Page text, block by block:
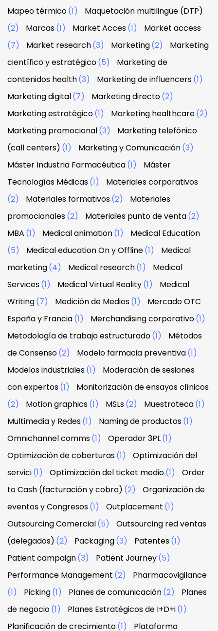
Mapeo térmico(1)
Maquetación multilingüe (DTP)
(2)
Marcas(1) Market Acces(1)
Market access
(7)
Market research(3) Marketing(2)
Marketing
científico y estratégico(5)
Marketing de
contenidos health(3) Marketing de influencers(1)
Marketing digital(7) Marketing directo(2)
Marketing estratégico(1) Marketing healthcare(2)
Marketing promocional(3)
Marketing telefónico
(call centers) (1) Marketing y Comunicación(3)
Máster Industria Farmacéutica(1)
Máster
Tecnologías Médicas(1)
Materiales corporativos
(2)
Materiales formativos(2)
Materiales
promocionales(2) Materiales punto de venta(2)
MBA (1) Medical animation(1)
Medical Education
(5)
Medical education On y Offline(1)
Medical
marketing(4) Medical research(1)
Medical
Services(1) Medical Virtual Reality(1)
Medical
Writing(7) Medición de Medios(1)
Mercado OTC
España y Francia(1) Merchandising corporativo(1)
Metodología de trabajo estructurado(1)
Métodos
de Consenso(2) Modelo farmacia preventiva(1)
Modelos industriales(1)
Moderación de sesiones
con expertos(1)
Monitorización de ensayos clínicos
(2)
Motion graphics(1) MSLs(2) Muestroteca(1)
Multimedia y Redes(1) Naming de productos(1)
Omnichannel comms(1) Operador 3PL(1)
Optimización de coberturas(1)
Optimización del
servici(1) Optimización del ticket medio(1)
Order
to Cash (facturación y cobro) (2)
Organización de
eventos y Congresos(1) Outplacement (1)
Outsourcing Comercial(5)
Outsourcing red ventas
(delegados) (2) Packaging(3) Patentes(1)
Patient campaign(3) Patient Journey(5)
Performance Management (2)
Pharmacovigilance
(1)
Picking(1) Planes de comunicación(2)
Planes
de negocio(1) Planes Estratégicos de I+D+i(1)
Planificación de crecimiento(1) Plataforma